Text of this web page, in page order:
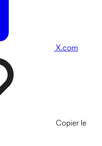
X.com
Copier le